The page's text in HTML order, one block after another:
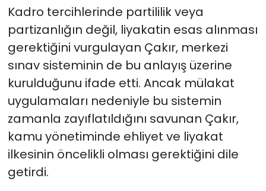
Kadro tercihlerinde partililik veya
partizanlığın değil, liyakatin esas alınması
gerektiğini vurgulayan Çakır, merkezi
sınav sisteminin de bu anlayış üzerine
kurulduğunu ifade etti. Ancak mülakat
uygulamaları nedeniyle bu sistemin
zamanla zayıflatıldığını savunan Çakır,
kamu yönetiminde ehliyet ve liyakat
ilkesinin öncelikli olması gerektiğini dile
getirdi.